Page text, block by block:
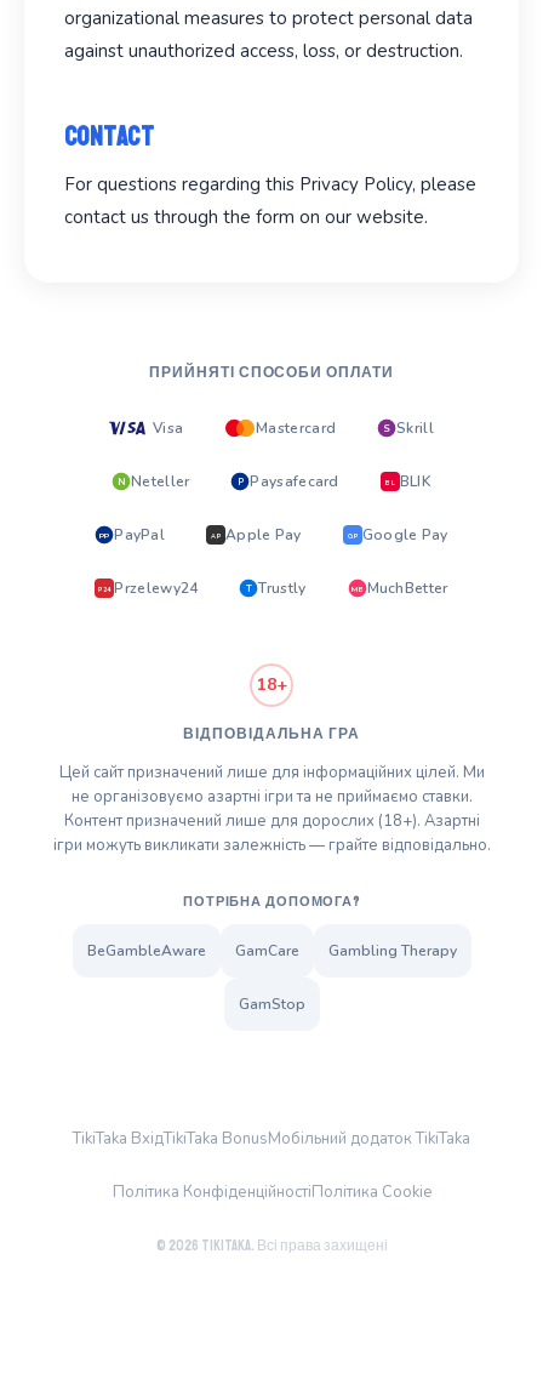
organizational measures to protect personal data
against unauthorized access, loss, or destruction.
Contact
For questions regarding this Privacy Policy, please
contact us through the form on our website.
ПРИЙНЯТІ СПОСОБИ ОПЛАТИ
Visa Mastercard S Skrill
N Neteller P Paysafecard BL BLIK
PP PayPal AP Apple Pay GP Google Pay
P24 Przelewy24 T Trustly MB MuchBetter
18+
ВІДПОВІДАЛЬНА ГРА
Цей сайт призначений лише для інформаційних цілей. Ми
не організовуємо азартні ігри та не приймаємо ставки.
Контент призначений лише для дорослих (18+). Азартні
ігри можуть викликати залежність — грайте відповідально.
ПОТРІБНА ДОПОМОГА?
BeGambleAware GamCare Gambling Therapy
GamStop
TikiTaka ВхідTikiTaka BonusМобільний додаток TikiTaka
Політика КонфіденційностіПолітика Cookie
© 2026 TikiTaka. Всі права захищені